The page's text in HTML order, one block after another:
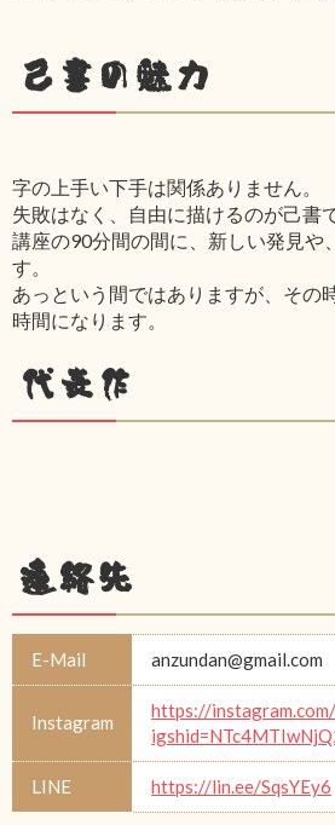
己書の魅力
字の上手い下手は関係ありません。
失敗はなく、自由に描けるのが己書
講座の90分間の間に、新しい発見や
す。
あっという間ではありますが、その
時間になります。
代表作
連絡先
E-Mail anzundan@gmail.com
Instagram
https://
LINE https://lin.ee/SqsYEy6